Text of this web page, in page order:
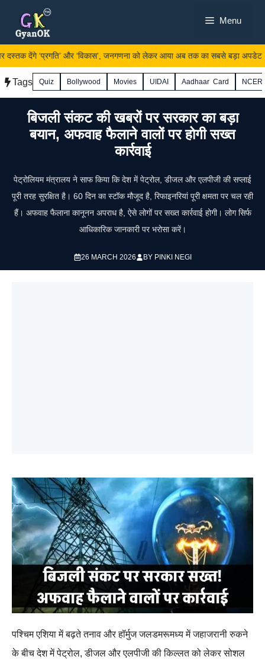
content
Menu
देंगे ‘प्रगति’ और ‘विकास’, जनगणना को लेकर आया अब तक का सबसे बड़ा अपडेट
Tags Quiz Bollywood Movies UIDAI Aadhaar Card
बिजली संकट की खबरों पर सरकार का बड़ा
बयान, अफवाह फैलाने वालों पर होगी सख्त
कार्रवाई
पेट्रोलियम मंत्रालय ने साफ किया कि देश में पेट्रोल, डीजल और एलपीजी की सप्लाई
पूरी तरह सुरक्षित है। 60 दिन का स्टॉक मौजूद है, रिफाइनरियां पूरी क्षमता पर चल रही
हैं। अफवाह फैलाना कानूनन अपराध है, ऐसे लोगों पर सख्त कार्रवाई होगी। लोग सिर्फ
आधिकारिक जानकारी पर भरोसा करें।
26 MARCH 2026 BY PINKI NEGI
पश्चिम एशिया में बढ़ते तनाव और हॉर्मुज जलडमरूमध्य में जहाजरानी रुकने
के बीच देश में पेट्रोल, डीजल और एलपीजी की किल्लत को लेकर सोशल